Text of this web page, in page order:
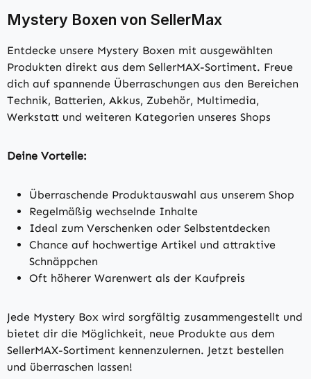
Mystery Boxen von SellerMax
Entdecke unsere Mystery Boxen mit ausgewählten
Produkten direkt aus dem SellerMAX-Sortiment. Freue
dich auf spannende Überraschungen aus den Bereichen
Technik, Batterien, Akkus, Zubehör, Multimedia,
Werkstatt und weiteren Kategorien unseres Shops
Deine Vorteile:
Überraschende Produktauswahl aus unserem Shop
Regelmäßig wechselnde Inhalte
Ideal zum Verschenken oder Selbstentdecken
Chance auf hochwertige Artikel und attraktive
Schnäppchen
Oft höherer Warenwert als der Kaufpreis
Jede Mystery Box wird sorgfältig zusammengestellt und
bietet dir die Möglichkeit, neue Produkte aus dem
SellerMAX-Sortiment kennenzulernen. Jetzt bestellen
und überraschen lassen!